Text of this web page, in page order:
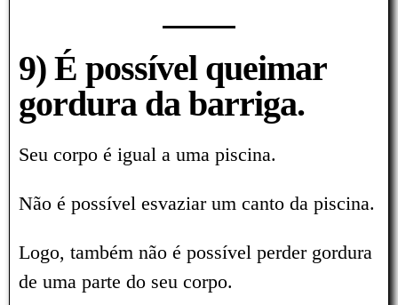
9) É possível queimar
gordura da barriga.
Seu corpo é igual a uma piscina.
Não é possível esvaziar um canto da piscina.
Logo, também não é possível perder gordura
de uma parte do seu corpo.